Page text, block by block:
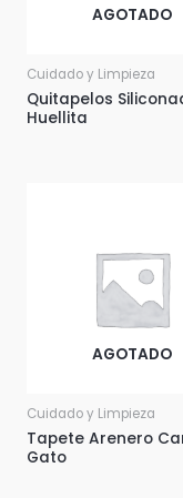
AGOTADO
Cuidado y Limpieza
Quitapelos
Huellita
AGOTADO
Cuidado y Limpieza
Tapete Arenero
Gato